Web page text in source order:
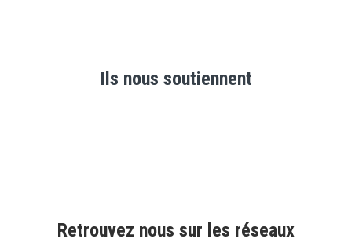
Ils nous soutiennent
Retrouvez nous sur les réseaux